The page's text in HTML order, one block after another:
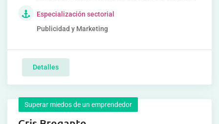
Especialización sectorial
Publicidad y Marketing
Detalles
Superar miedos de un emprendedor